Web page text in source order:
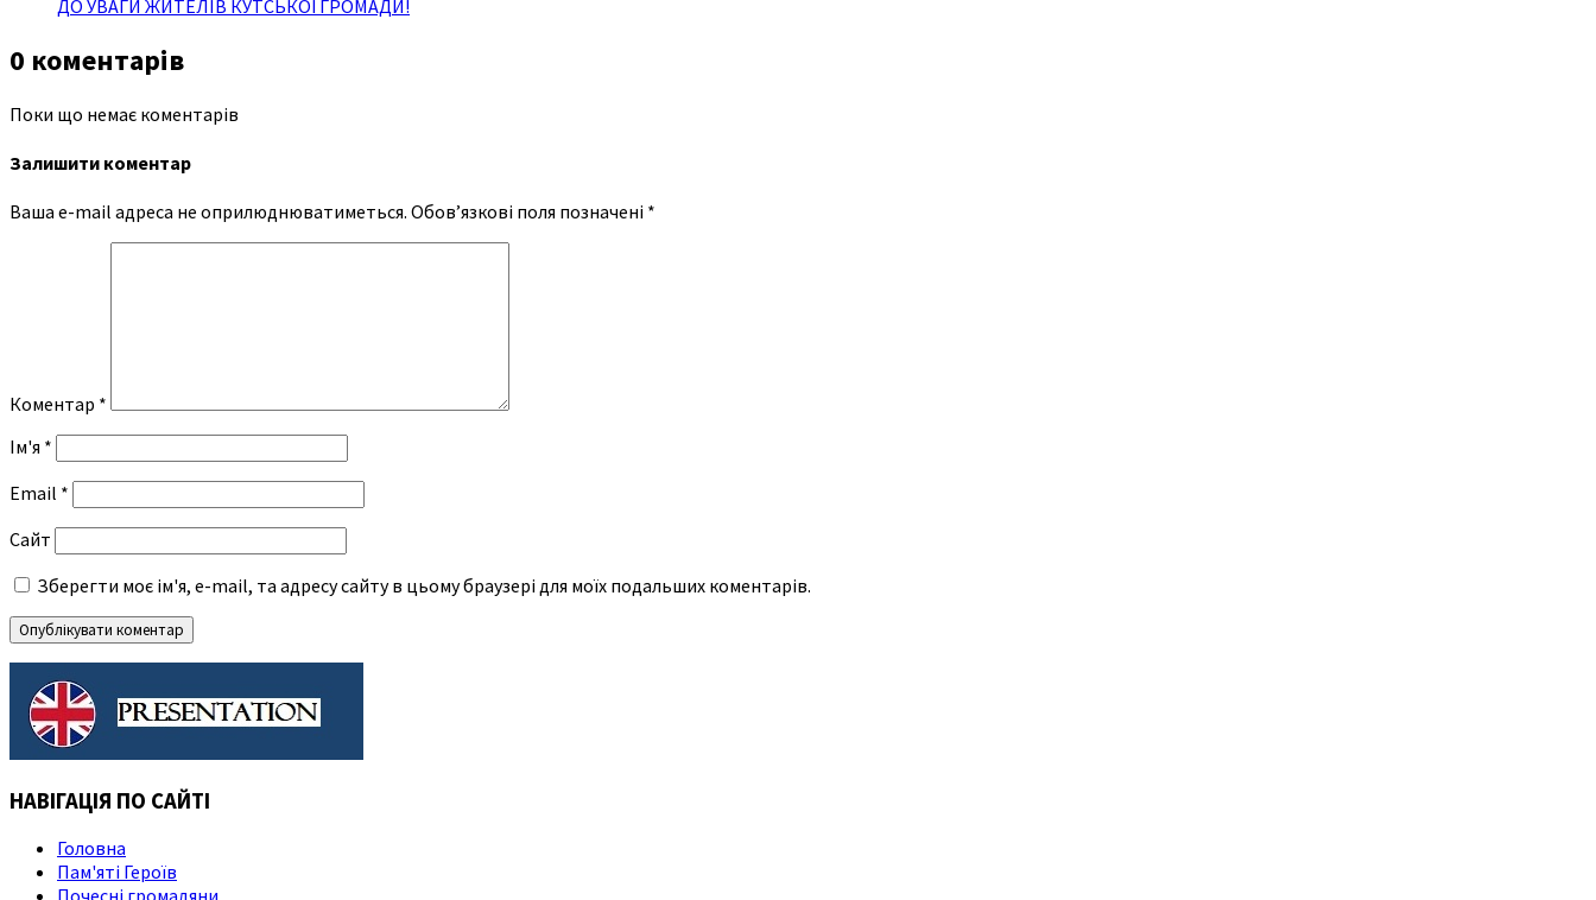
ДО УВАГИ ЖИТЕЛІВ КУТСЬКОЇ ГРОМАДИ!
0 коментарів
Поки що немає коментарів
Залишити коментар
Ваша e-mail адреса не оприлюднюватиметься. Обов’язкові поля позначені *
Коментар *
Ім'я *
Email *
Сайт
Зберегти моє ім'я, e-mail, та адресу сайту в цьому браузері для моїх подальших коментарів.
НАВІГАЦІЯ ПО САЙТІ
Головна
Пам'яті Героїв